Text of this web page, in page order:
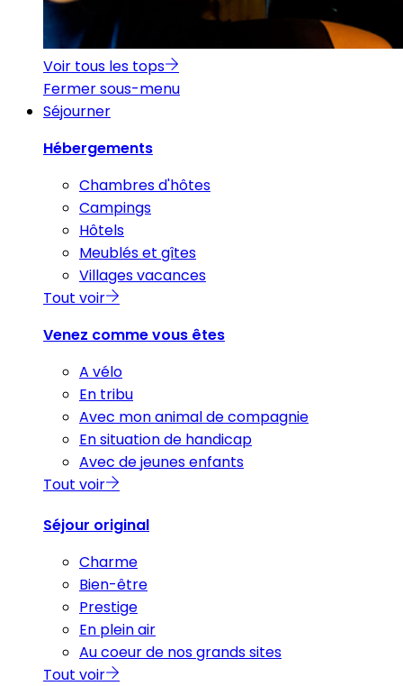
Voir tous les tops
Fermer sous-menu
Séjourner
Hébergements
Chambres d'hôtes
Campings
Hôtels
Meublés et gîtes
Villages vacances
Tout voir
Venez comme vous êtes
A vélo
En tribu
Avec mon animal de compagnie
En situation de handicap
Avec de jeunes enfants
Tout voir
Séjour original
Charme
Bien-être
Prestige
En plein air
Au coeur de nos grands sites
Tout voir